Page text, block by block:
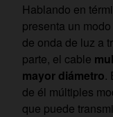
Hablando en
presenta un
de onda de luz a
parte, el cable
mayor diámetro.
de él múltiples
que puede